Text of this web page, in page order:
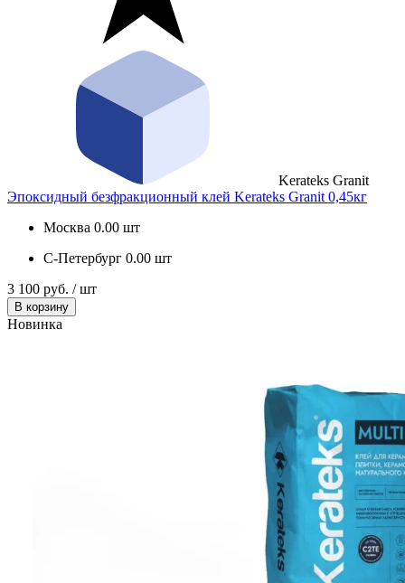
Kerateks Granit
Эпоксидный безфракционный клей Kerateks Granit 0,45кг
Москва 0.00 шт
С-Петербург 0.00 шт
3 100 руб. / шт
В корзину
Новинка